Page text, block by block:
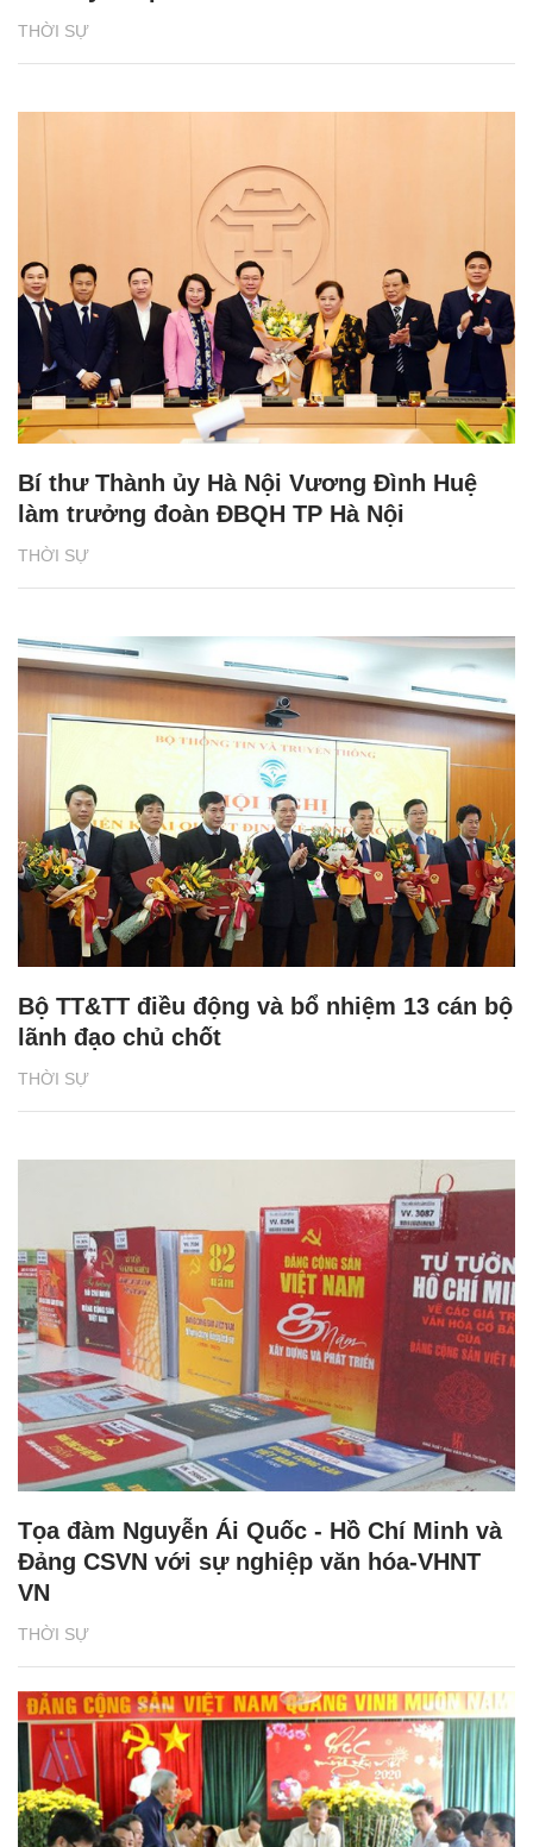
THỜI SỰ
THỜI SỰ
Bí thư Thành ủy Hà Nội Vương Đình Huệ
làm trưởng đoàn ĐBQH TP Hà Nội
THỜI SỰ
Bộ TT&TT điều động và bổ nhiệm 13 cán bộ
lãnh đạo chủ chốt
THỜI SỰ
Tọa đàm Nguyễn Ái Quốc - Hồ Chí Minh và
Đảng CSVN với sự nghiệp văn hóa-VHNT
VN